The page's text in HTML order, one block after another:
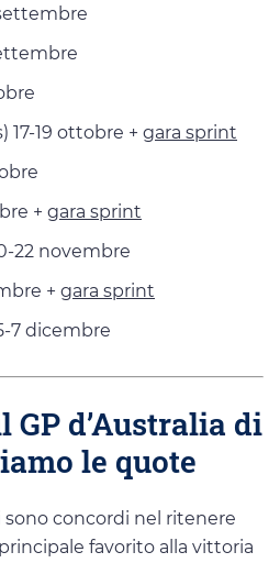
17-19 ottobre + gara sprint
+ gara sprint
22 novembre
+ gara sprint
7 dicembre
d’Australia di
le quote
concordi nel ritenere
favorito alla vittoria